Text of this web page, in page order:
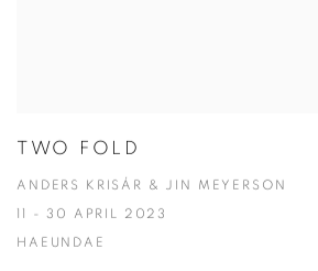
TWO FOLD
ANDERS KRISÁR & JIN MEYERSON
11 - 30 APRIL 2023
HAEUNDAE